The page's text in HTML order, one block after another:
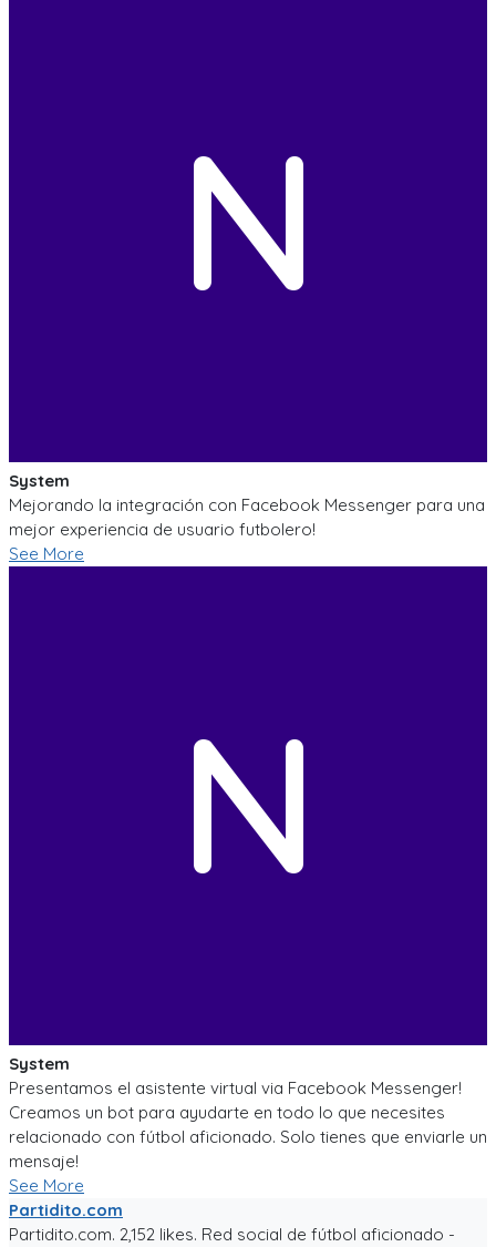
N
System
Mejorando la integración con Facebook Messenger para una
mejor experiencia de usuario futbolero!
See More
N
System
Presentamos el asistente virtual via Facebook Messenger!
Creamos un bot para ayudarte en todo lo que necesites
relacionado con fútbol aficionado. Solo tienes que enviarle un
mensaje!
See More
Partidito.com
Partidito.com. 2,152 likes. Red social de fútbol aficionado -